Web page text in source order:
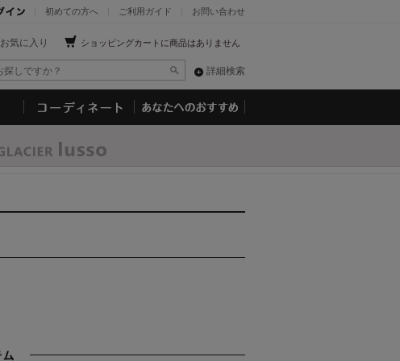
お問い合わせ
ご利用ガイド
初めての方へ
ショッピングカートに商品はありません
お気に入り
詳細検索